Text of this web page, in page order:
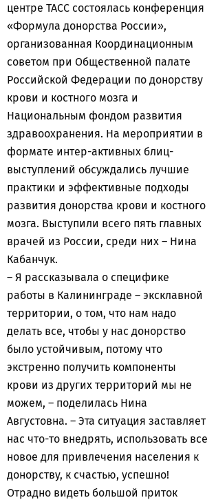
центре ТАСС состоялась конференция
«Формула донорства России»,
организованная Координационным
советом при Общественной палате
Российской Федерации по донорству
крови и костного мозга и
Национальным фондом развития
здравоохранения. На мероприятии в
формате интер-активных блиц-
выступлений обсуждались лучшие
практики и эффективные подходы
развития донорства крови и костного
мозга. Выступили всего пять главных
врачей из России, среди них – Нина
Кабанчук.
– Я рассказывала о специфике
работы в Калининграде – эксклавной
территории, о том, что нам надо
делать все, чтобы у нас донорство
было устойчивым, потому что
экстренно получить компоненты
крови из других территорий мы не
можем, – поделилась Нина
Августовна. – Эта ситуация заставляет
нас что-то внедрять, использовать все
новое для привлечения населения к
донорству, к счастью, успешно!
Отрадно видеть большой приток